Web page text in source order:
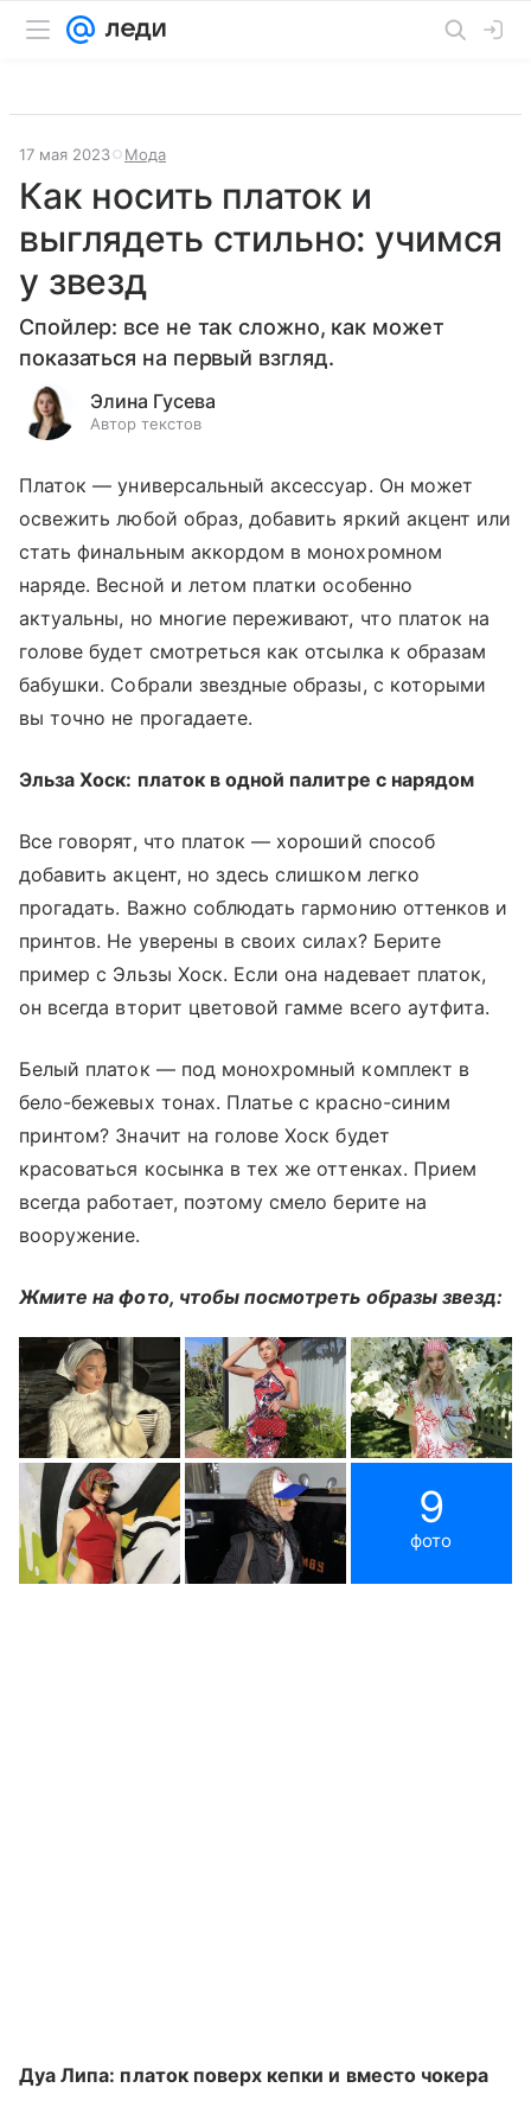
17 мая 2023 Мода
Как носить платок и
выглядеть стильно: учимся
у звезд
Спойлер: все не так сложно, как может
показаться на первый взгляд.
Элина Гусева
Автор текстов
Платок — универсальный аксессуар. Он может
освежить любой образ, добавить яркий акцент или
стать финальным аккордом в монохромном
наряде. Весной и летом платки особенно
актуальны, но многие переживают, что платок на
голове будет смотреться как отсылка к образам
бабушки. Собрали звездные образы, с которыми
вы точно не прогадаете.
Эльза Хоск: платок в одной палитре с нарядом
Все говорят, что платок — хороший способ
добавить акцент, но здесь слишком легко
прогадать. Важно соблюдать гармонию оттенков и
принтов. Не уверены в своих силах? Берите
пример с Эльзы Хоск. Если она надевает платок,
он всегда вторит цветовой гамме всего аутфита.
Белый платок — под монохромный комплект в
бело-бежевых тонах. Платье с красно-синим
принтом? Значит на голове Хоск будет
красоваться косынка в тех же оттенках. Прием
всегда работает, поэтому смело берите на
вооружение.
Жмите на фото, чтобы посмотреть образы звезд:
9
фото
Дуа Липа: платок поверх кепки и вместо чокера